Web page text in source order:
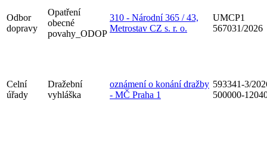
Odbor
dopravy
Opatření
obecné
povahy_ODOP
310 - Národní 365 / 43,
Metrostav CZ s. r. o.
UMCP1
567031/2026
Celní
úřady
Dražební
vyhláška
oznámení o konání dražby
- MČ Praha 1
593341-3/
500000-